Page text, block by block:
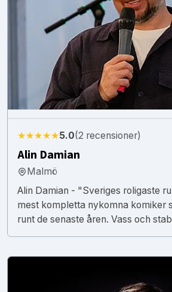
★★★★★5.0(2 recensioner)
Alin Damian
Malmö
Alin Damian - "Sveriges roligaste
mest kompletta nykomna komiker
runt de senaste åren. Vass och